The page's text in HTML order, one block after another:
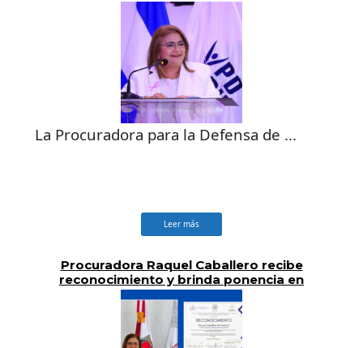
La Procuradora para la Defensa de ...
Leer más
Procuradora Raquel Caballero recibe
reconocimiento y brinda ponencia en
Tlaxcala, México